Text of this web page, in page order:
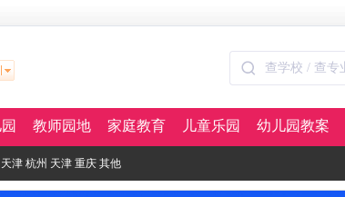
教师园地 家庭教育 儿童乐园 幼儿园教案
天津 杭州 天津 重庆 其他